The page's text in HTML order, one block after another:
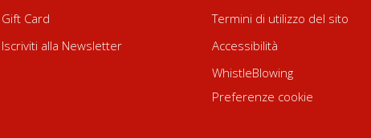
Gift Card
Iscriviti alla Newsletter
Termini di utilizzo del sito
Accessibilità
WhistleBlowing
Preferenze cookie